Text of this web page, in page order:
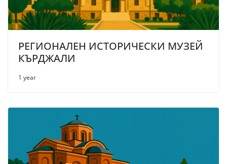
РЕГИОНАЛЕН ИСТОРИЧЕСКИ МУЗЕЙ
КЪРДЖАЛИ
1 year